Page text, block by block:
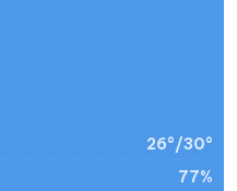
26°/30°
77%